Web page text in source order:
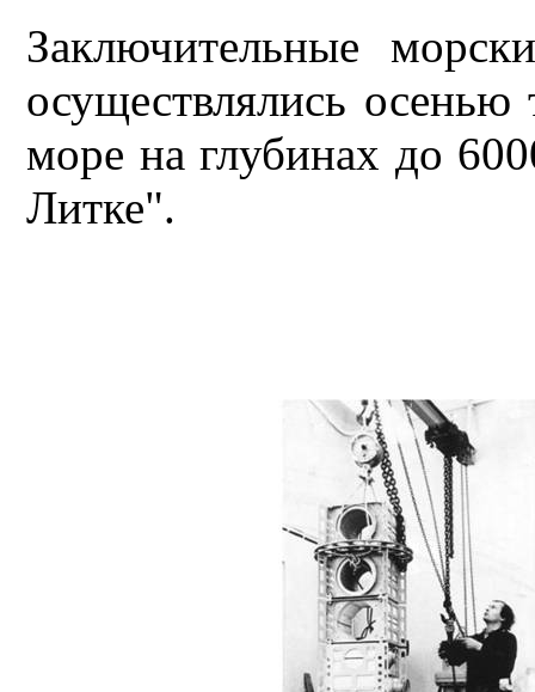
Заключительные
осуществлялись
море на глубинах до
Литке".